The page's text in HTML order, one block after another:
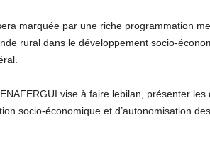
marquéepar une riche programmation
ruraldans ledéveloppement socio-
.
vise à faire lebilan, présenter les
socio-économique et d’autonomisation